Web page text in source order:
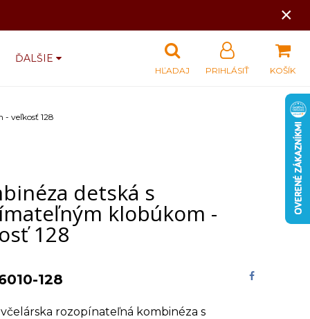
×
ĎALŠIE
KOŠÍK
PRIHLÁSIŤ
HĽADAJ
veľkosť 128
detská s
klobúkom -
128
128
rozopínateľná kombinéza s